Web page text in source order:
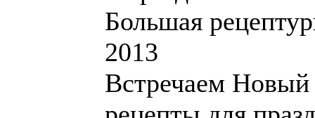
Большая
2013
Встречаем